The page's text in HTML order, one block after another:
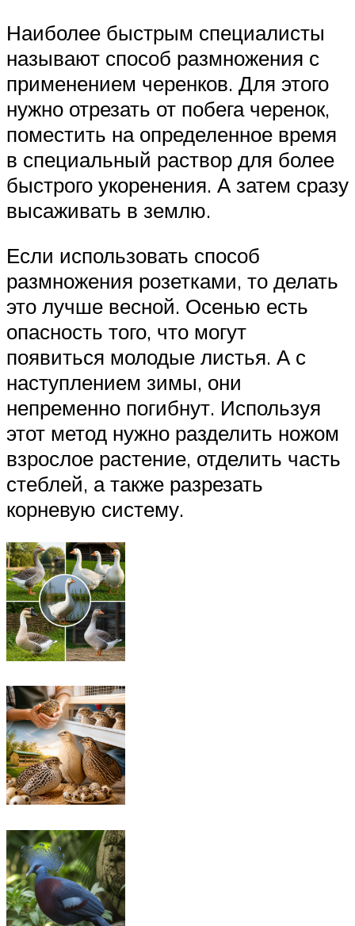
Наиболее быстрым специалисты
называют способ размножения с
применением черенков. Для этого
нужно отрезать от побега черенок,
поместить на определенное время
в специальный раствор для более
быстрого укоренения. А затем сразу
высаживать в землю.
Если использовать способ
размножения розетками, то делать
это лучше весной. Осенью есть
опасность того, что могут
появиться молодые листья. А с
наступлением зимы, они
непременно погибнут. Используя
этот метод нужно разделить ножом
взрослое растение, отделить часть
стеблей, а также разрезать
корневую систему.